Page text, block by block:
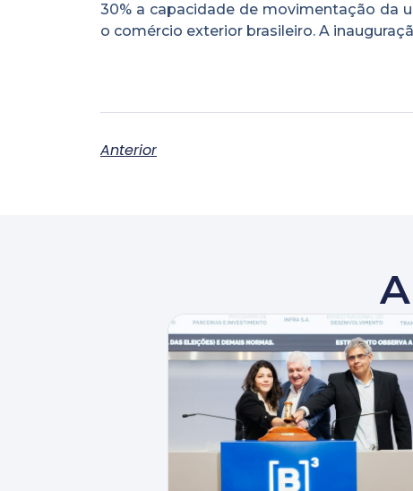
30% a capacidade de movimentação da
o comércio exterior brasileiro. A
Anterior